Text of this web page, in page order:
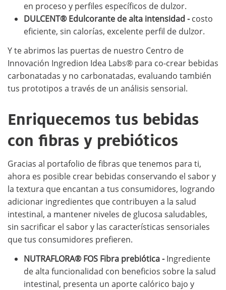
en proceso y perfiles específicos de dulzor.
DULCENT® Edulcorante de alta intensidad -costo
eficiente, sin calorías, excelente perfil de dulzor.
Y te abrimos las puertas de nuestro Centro de
Innovación Ingredion Idea Labs® para co-crear bebidas
carbonatadas y no carbonatadas, evaluando también
tus prototipos a través de un análisis sensorial.
Enriquecemos tus bebidas
con fibras y prebióticos
Gracias al portafolio de fibras que tenemos para ti,
ahora es posible crear bebidas conservando el sabor y
la textura que encantan a tus consumidores, logrando
adicionar ingredientes que contribuyen a la salud
intestinal, a mantener niveles de glucosa saludables,
sin sacrificar el sabor y las características sensoriales
que tus consumidores prefieren.
NUTRAFLORA® FOS Fibra prebiótica -Ingrediente
de alta funcionalidad con beneficios sobre la salud
intestinal, presenta un aporte calórico bajo y